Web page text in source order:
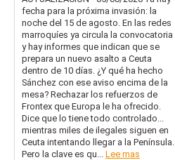
debe actuar YA
fecha para la próxima invasión: la
noche del 15 de agosto. En las redes
marroquíes ya circula la convocatoria
y hay informes que indican que se
prepara un nuevo asalto a Ceuta
dentro de 10 días. ¿Y qué ha hecho
Sánchez con ese aviso encima de la
mesa? Rechazar los refuerzos de
Frontex que Europa le ha ofrecido.
Dice que lo tiene todo controlado...
mientras miles de ilegales siguen en
Ceuta intentando llegar a la Península.
Pero la clave es qu... Lee mas